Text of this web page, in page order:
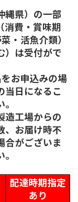
縄県）の一部
消費・賞味期
・活魚介類）
）は受付がで
お申込みの場
当日になるこ
造工場からの
、お届け時不
合がございま
配達時期指定
あり